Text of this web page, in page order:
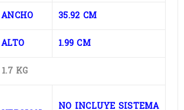
ANCHO
35.92 CM
ALTO
1.99 CM
1.7 KG
NO INCLUYE SISTEMA